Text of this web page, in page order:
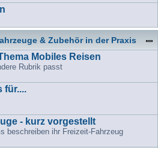
& Zubehör in der Praxis
Mobiles Reisen
Rubrik passt
für....
- kurz vorgestellt
beschreiben ihr Freizeit-Fahrzeug